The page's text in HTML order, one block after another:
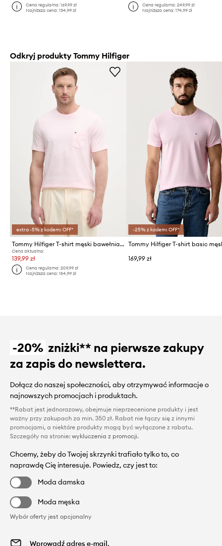
Cena regularna:169,99 zł
Najniższa cena:134,99 zł
Cena regularna: 249,99 zł
Najniższa cena: 174,99 zł
Odkryj produkty Tommy Hilfiger
extra -5% z kodem: OFF*
Tommy Hilfiger T-shirt męski bawełniany
Cena aktualna:
139,99 zł
Cena regularna:209,99 zł
Najniższa cena:154,99 zł
-25% z kodem: OFF*
169,99 zł
-20% zniżki** na pierwsze zakupy
za zapis do newslettera.
Dołącz do naszej społeczności, aby otrzymywać informacje o
najnowszych promocjach i produktach.
**Rabat jest jednorazowy, obejmuje nieprzecenione produkty i jest
ważny przy zakupach za min. 350 zł. Rabat nie łączy się z innymi
promocjami, a niektóre produkty mogą być wyłączone z rabatu.
Szczegóły na stronie: wykluczenia z promocji.
Chcemy, żeby do Twojej skrzynki trafiało tylko to, co
naprawdę Cię interesuje. Powiedz, czy jest to:
Moda damska
Moda męska
Wybór oferty jest opcjonalny